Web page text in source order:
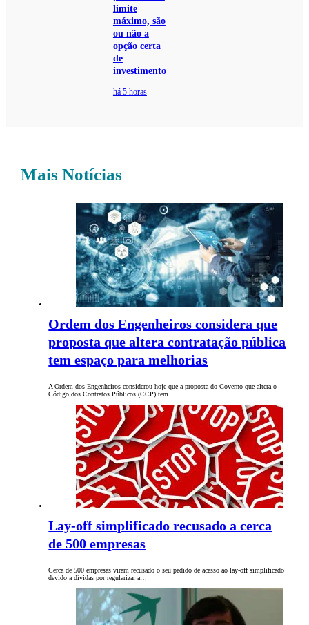
limite
máximo, são
ou não a
opção certa
de
investimento
há 5 horas
Mais Notícias
Ordem dos Engenheiros considera que
proposta que altera contratação pública
tem espaço para melhorias
A Ordem dos Engenheiros considerou hoje que a proposta do Governo que altera o
Código dos Contratos Públicos (CCP) tem…
Lay-off simplificado recusado a cerca
de 500 empresas
Cerca de 500 empresas viram recusado o seu pedido de acesso ao lay-off simplificado
devido a dívidas por regularizar à…